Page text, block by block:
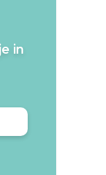
in